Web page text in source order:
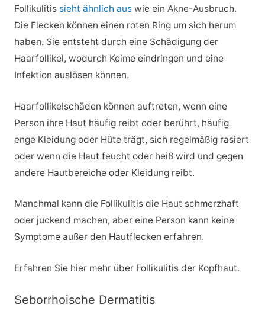
Follikulitis sieht ähnlich auswie ein Akne-Ausbruch.
Die Flecken können einen roten Ring um sich herum
haben. Sie entsteht durch eine Schädigung der
Haarfollikel, wodurch Keime eindringen und eine
Infektion auslösen können.
Haarfollikelschäden können auftreten, wenn eine
Person ihre Haut häufig reibt oder berührt, häufig
enge Kleidung oder Hüte trägt, sich regelmäßig rasiert
oder wenn die Haut feucht oder heiß wird und gegen
andere Hautbereiche oder Kleidung reibt.
Manchmal kann die Follikulitis die Haut schmerzhaft
oder juckend machen, aber eine Person kann keine
Symptome außer den Hautflecken erfahren.
Erfahren Sie hier mehr über Follikulitis der Kopfhaut.
Seborrhoische Dermatitis